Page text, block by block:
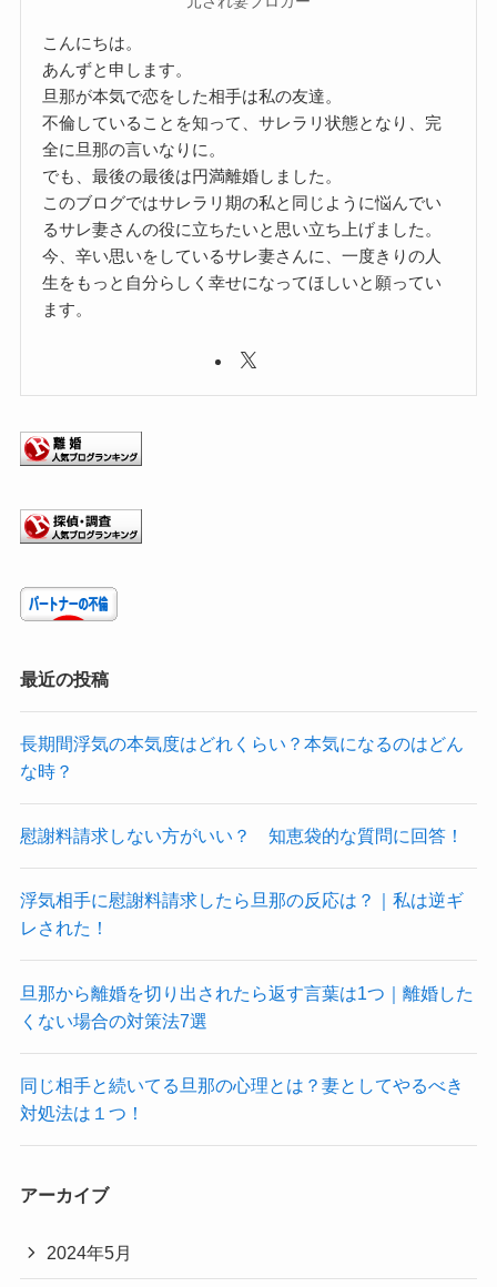
こんにちは。
あんずと申します。
旦那が本気で恋をした相手は私の友達。
不倫していることを知って、サレラリ状態となり、完
全に旦那の言いなりに。
でも、最後の最後は円満離婚しました。
このブログではサレラリ期の私と同じように悩んでい
るサレ妻さんの役に立ちたいと思い立ち上げました。
今、辛い思いをしているサレ妻さんに、一度きりの人
生をもっと自分らしく幸せになってほしいと願ってい
ます。
最近の投稿
長期間浮気の本気度はどれくらい？本気になるのはどん
な時？
慰謝料請求しない方がいい？ 知恵袋的な質問に回答！
浮気相手に慰謝料請求したら旦那の反応は？｜私は逆ギ
レされた！
旦那から離婚を切り出されたら返す言葉は1つ｜離婚した
くない場合の対策法7選
同じ相手と続いてる旦那の心理とは？妻としてやるべき
対処法は１つ！
アーカイブ
2024年5月